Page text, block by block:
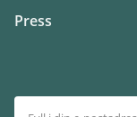
Press